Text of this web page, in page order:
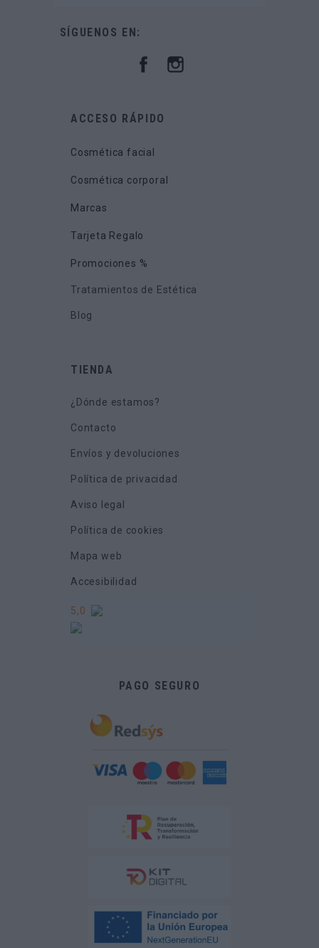
SÍGUENOS EN:
ACCESO RÁPIDO
Cosmética facial
Cosmética corporal
Marcas
Tarjeta Regalo
Promociones %
Tratamientos de Estética
Blog
TIENDA
¿Dónde estamos?
Contacto
Envíos y devoluciones
Política de privacidad
Aviso legal
Política de cookies
Mapa web
Accesibilidad
5,0
PAGO SEGURO